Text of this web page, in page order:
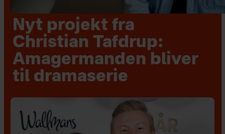
Nyt projekt fra
Christian Tafdrup:
Amagermanden bliver
til dramaserie